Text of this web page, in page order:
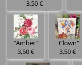
3,50 €
"Amber"
3,50 €
"Clown"
3,50 €